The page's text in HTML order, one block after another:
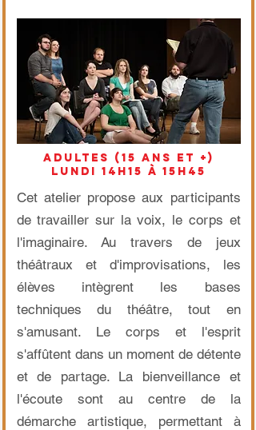
adultes (15 ans et +)
lundi 14h15 à 15h45
Cet atelier propose aux participants
de travailler sur la voix, le corps et
l'imaginaire. Au travers de jeux
théâtraux et d'improvisations, les
élèves intègrent les bases
techniques du théâtre, tout en
s'amusant. Le corps et l'esprit
s'affûtent dans un moment de détente
et de partage. La bienveillance et
l'écoute sont au centre de la
démarche artistique, permettant à